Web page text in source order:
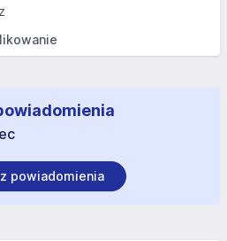
powiadomienia